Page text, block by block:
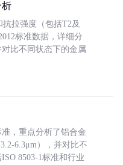
析
拉强度（包括T2及
标准数据，详细分
比不同状态下的金属
，重点分析了铝合金
6.3μm），并对比不
8503-1标准和行业